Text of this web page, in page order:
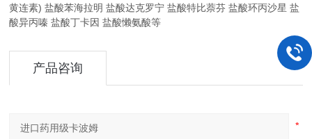
黄连素) 盐酸苯海拉明 盐酸达克罗宁 盐酸特比萘芬 盐酸环丙沙星 盐
酸异丙嗪 盐酸丁卡因 盐酸懒氨酸等
产品咨询